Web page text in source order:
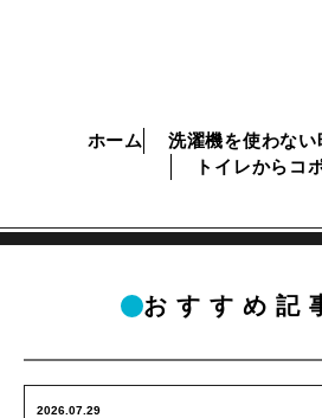
ホーム 洗濯機を使わな
トイレからコ
おすすめ記
2026.07.29